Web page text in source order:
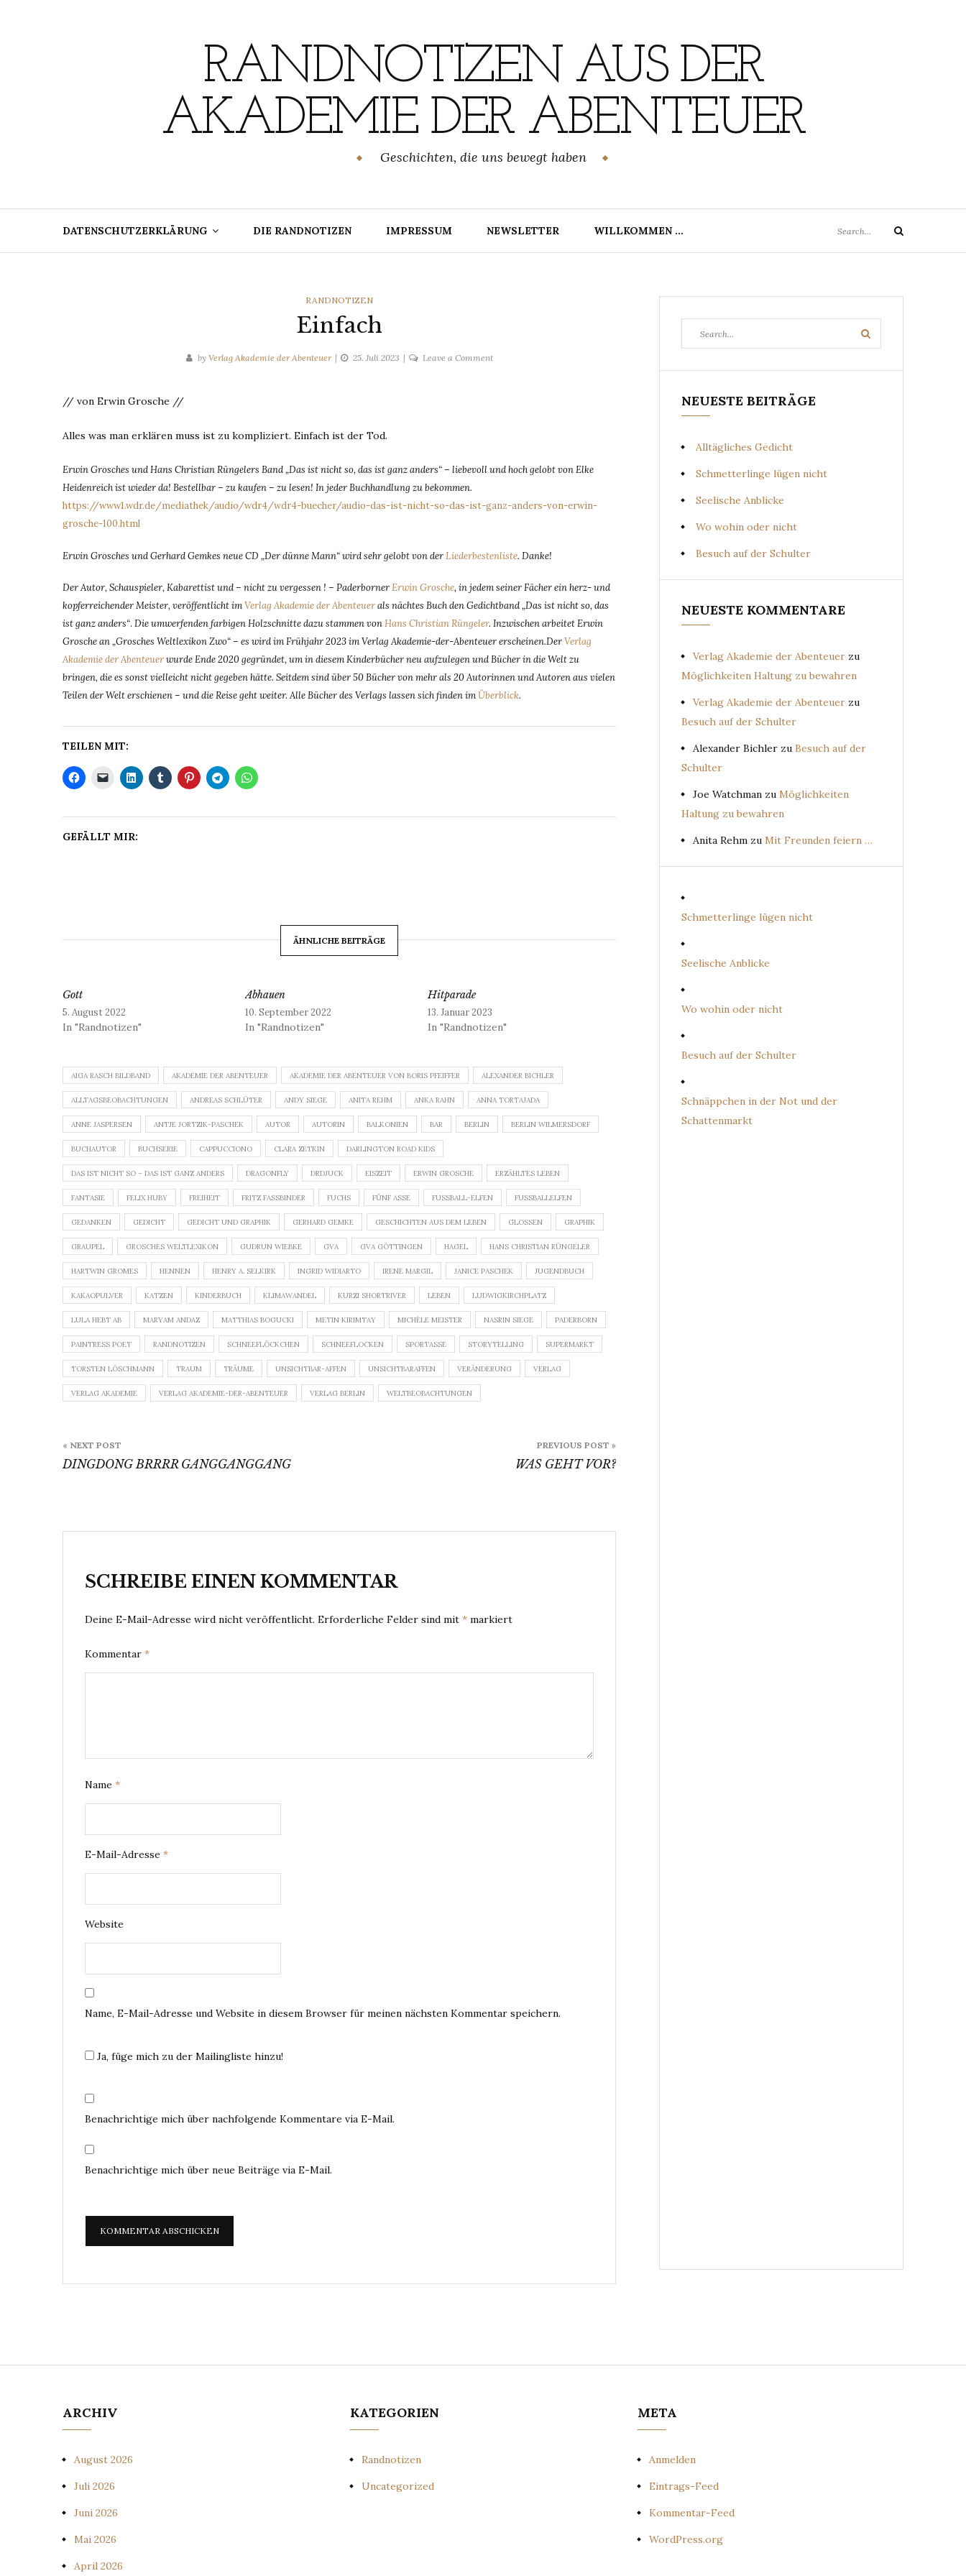
RANDNOTIZEN AUS DER
AKADEMIE DER ABENTEUER
Geschichten, die uns bewegt haben
DATENSCHUTZERKLÄRUNG DIE RANDNOTIZEN IMPRESSUM NEWSLETTER WILLKOMMEN …
for:
Search
CATEGORIES
RANDNOTIZEN
Einfach
by Verlag Akademie der Abenteuer 25. Juli 2023 Leave a Commenton
// von Erwin Grosche //
Alles was man erklären muss ist zu kompliziert. Einfach ist der Tod.
Erwin Grosches und Hans Christian Rüngelers Band „Das ist nicht so, das ist ganz anders“ – liebevoll und hoch gelobt von Elke
Heidenreich ist wieder da! Bestellbar – zu kaufen – zu lesen! In jeder Buchhandlung zu bekommen.
https://www1.wdr.de/mediathek/audio/wdr4/wdr4-buecher/audio-das-ist-nicht-so-das-ist-ganz-anders-von-erwin-
grosche-100.html
Erwin Grosches und Gerhard Gemkes neue CD „Der dünne Mann“ wird sehr gelobt von derLiederbestenliste. Danke!
Der Autor, Schauspieler, Kabarettist und – nicht zu vergessen ! – PaderbornerErwin Grosche, in jedem seiner Fächer ein herz- und
kopferreichender Meister, veröffentlicht imVerlag Akademie der Abenteuerals nächtes Buch den Gedichtband „Das ist nicht so, das
ist ganz anders“. Die umwerfenden farbigen Holzschnitte dazu stammen vonHans Christian Rüngeler. Inzwischen arbeitet Erwin
Grosche an „Grosches Weltlexikon Zwo“ – es wird im Frühjahr 2023 im Verlag Akademie-der-Abenteuer erscheinen.DerVerlag
Akademie der Abenteuerwurde Ende 2020 gegründet, um in diesem Kinderbücher neu aufzulegen und Bücher in die Welt zu
bringen, die es sonst vielleicht nicht gegeben hätte. Seitdem sind über 50 Bücher von mehr als 20 Autorinnen und Autoren aus vielen
Teilen der Welt erschienen – und die Reise geht weiter. Alle Bücher des Verlags lassen sich finden imÜberblick.
TEILEN MIT:
GEFÄLLT MIR:
ÄHNLICHE BEITRÄGE
Gott
5. August 2022
In "Randnotizen"
Abhauen
10. September 2022
In "Randnotizen"
Hitparade
13. Januar 2023
In "Randnotizen"
AIGA RASCH BILDBAND AKADEMIE DER ABENTEUER AKADEMIE DER ABENTEUER VON BORIS PFEIFFER ALEXANDER BICHLER
ALLTAGSBEOBACHTUNGEN ANDREAS SCHLÜTER ANDY SIEGE ANITA REHM ANKA RAHN ANNA TORTAJADA
ANNE JASPERSEN ANTJE JORTZIK-PASCHEK AUTOR AUTORIN BALKONIEN BAR BERLIN BERLIN WILMERSDORF
BUCHAUTOR BUCHSERIE CAPPUCCIONO CLARA ZETKIN DARLINGTON ROAD KIDS
DAS IST NICHT SO – DAS IST GANZ ANDERS DRAGONFLY DRDJUCK EISZEIT ERWIN GROSCHE ERZÄHLTES LEBEN
FANTASIE FELIX HUBY FREIHEIT FRITZ FASSBINDER FUCHS FÜNF ASSE FUSSBALL-ELFEN FUSSBALLELFEN
GEDANKEN GEDICHT GEDICHT UND GRAPHIK GERHARD GEMKE GESCHICHTEN AUS DEM LEBEN GLOSSEN GRAPHIK
GRAUPEL GROSCHES WELTLEXIKON GUDRUN WIEBKE GVA GVA GÖTTINGEN HAGEL HANS CHRISTIAN RÜNGELER
HARTWIN GROMES HENNEN HENRY A. SELKIRK INGRID WIDIARTO IRENE MARGIL JANICE PASCHEK JUGENDBUCH
KAKAOPULVER KATZEN KINDERBUCH KLIMAWANDEL KURZI SHORTRIVER LEBEN LUDWIGKIRCHPLATZ
LULA HEBT AB MARYAM ANDAZ MATTHIAS BOGUCKI METIN KIRIMTAY MICHÈLE MEISTER NASRIN SIEGE PADERBORN
PAINTRESS POET RANDNOTIZEN SCHNEEFLÖCKCHEN SCHNEEFLOCKEN SPORTASSE STORYTELLING SUPERMARKT
TORSTEN LÖSCHMANN TRAUM TRÄUME UNSICHTBAR-AFFEN UNSICHTBARAFFEN VERÄNDERUNG VERLAG
VERLAG AKADEMIE VERLAG AKADEMIE-DER-ABENTEUER VERLAG BERLIN WELTBEOBACHTUNGEN
PREVIOUS POST »
WAS GEHT VOR?
« NEXT POST
DINGDONG BRRRR GANGGANGGANG
SCHREIBE EINEN KOMMENTAR
Deine E-Mail-Adresse wird nicht veröffentlicht. Erforderliche Felder sind mit * markiert
Kommentar *
Name *
E-Mail-Adresse *
Website
Name, E-Mail-Adresse und Website in diesem Browser für meinen nächsten Kommentar speichern.
Ja, füge mich zu der Mailingliste hinzu!
Benachrichtige mich über nachfolgende Kommentare via E-Mail.
Benachrichtige mich über neue Beiträge via E-Mail.
for:
Search
NEUESTE BEITRÄGE
Alltägliches Gedicht
Schmetterlinge lügen nicht
Seelische Anblicke
Wo wohin oder nicht
Besuch auf der Schulter
NEUESTE KOMMENTARE
Verlag Akademie der Abenteuer zu
Möglichkeiten Haltung zu bewahren
Verlag Akademie der Abenteuer zu
Besuch auf der Schulter
Alexander Bichler zu Besuch auf der
Schulter
Joe Watchman zu Möglichkeiten
Haltung zu bewahren
Anita Rehm zu Mit Freunden feiern …
Schmetterlinge lügen nicht
Seelische Anblicke
Wo wohin oder nicht
Besuch auf der Schulter
Schnäppchen in der Not und der
Schattenmarkt
ARCHIV
August 2026
Juli 2026
Juni 2026
Mai 2026
April 2026
KATEGORIEN
Randnotizen
Uncategorized
META
Anmelden
Eintrags-Feed
Kommentar-Feed
WordPress.org